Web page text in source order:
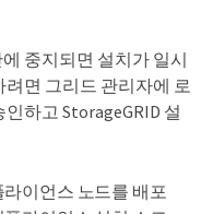
중지되면 설치가 일시
면 그리드 관리자에 로
하고 StorageGRID 설
이언스 노드를 배포